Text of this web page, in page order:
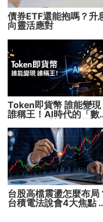
債券ETF還能抱嗎？升
向靈活應對
Token即貨幣 誰能變現
誰稱王！AI時代的「數
台股高檔震盪怎麼布局
台積電法說會4大焦點